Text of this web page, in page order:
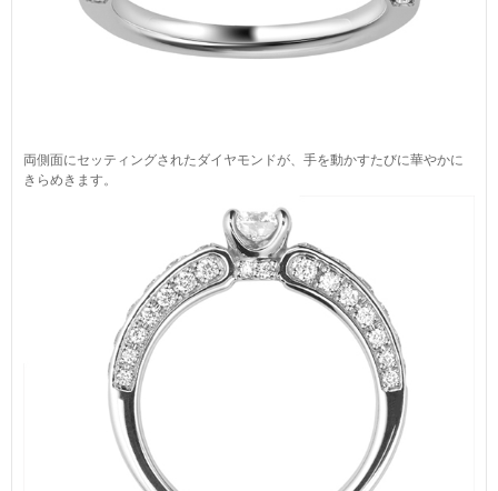
両側面にセッティングされたダイヤモンドが、手を動かすたびに華やかに
きらめきます。